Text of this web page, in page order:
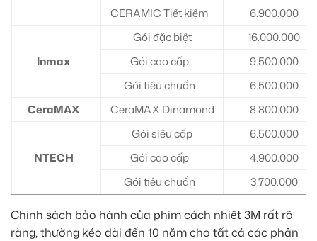
CERAMIC Tiết kiệm
6.900.000
Inmax
Gói đặc biệt
16.000.000
Gói cao cấp
9.500.000
Gói tiêu chuẩn
6.500.000
CeraMAX
CeraMAX Dinamond 8.800.000
NTECH
Gói siêu cấp
6.500.000
Gói cao cấp
4.900.000
Gói tiêu chuẩn
3.700.000
Chính sách bảo hành của phim cách nhiệt 3M rất rõ
ràng, thường kéo dài đến 10 năm cho tất cả các phân